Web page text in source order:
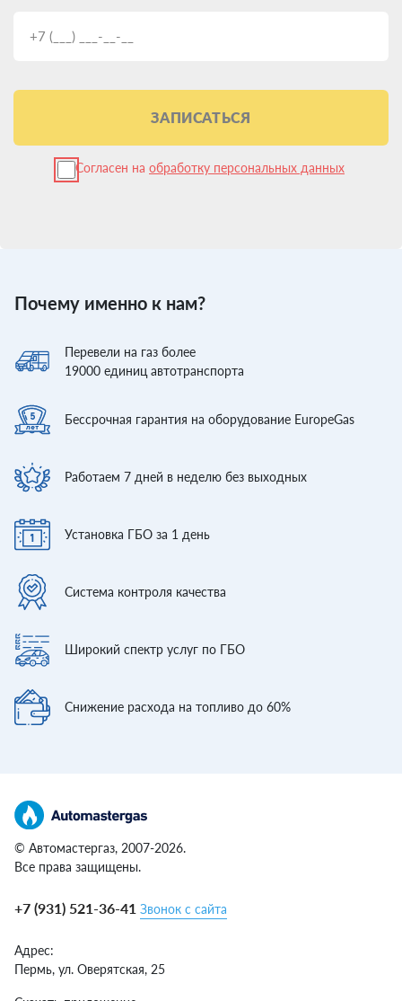
ЗАПИСАТЬСЯ
Согласен на обработку персональных данных
Почему именно к нам?
Перевели на газ более
19000 единиц автотранспорта
Бессрочная гарантия на оборудование EuropeGas
Работаем 7 дней в неделю без выходных
Установка ГБО за 1 день
Система контроля качества
Широкий спектр услуг по ГБО
Снижение расхода на топливо до 60%
© Автомастергаз, 2007-2026.
Все права защищены.
+7 (931) 521-36-41 Звонок с сайта
Адрес:
Пермь, ул. Оверятская, 25